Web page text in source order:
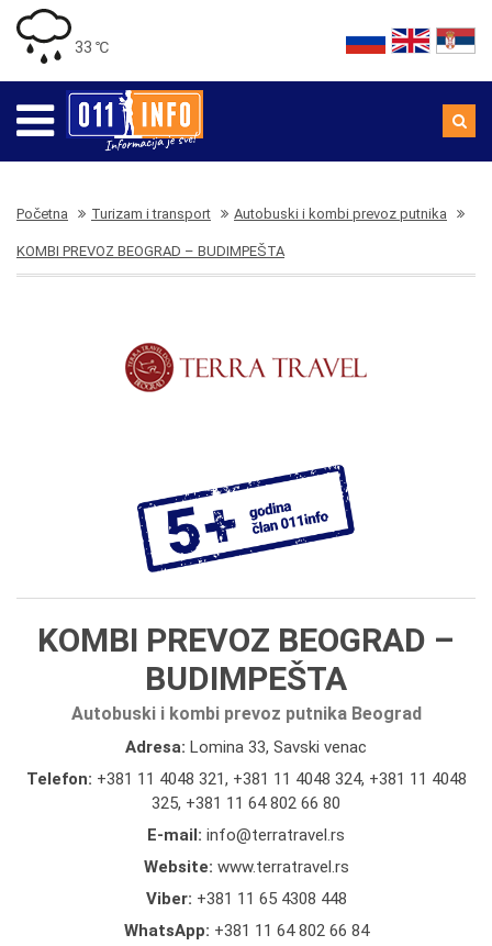
33 ℃
Početna Turizam i transport Autobuski i kombi prevoz putnika
KOMBI PREVOZ BEOGRAD – BUDIMPEŠTA
KOMBI PREVOZ BEOGRAD –
BUDIMPEŠTA
Autobuski i kombi prevoz putnika Beograd
Adresa: Lomina 33, Savski venac
Telefon: +381 11 4048 321, +381 11 4048 324, +381 11 4048
325, +381 11 64 802 66 80
E-mail: info@terratravel.rs
Website: www.terratravel.rs
Viber: +381 11 65 4308 448
WhatsApp: +381 11 64 802 66 84